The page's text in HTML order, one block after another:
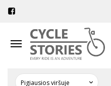
Navigacija
PREKIŲ PAIEŠKA -
SEAMS
Pagrindinis Prekių paieška